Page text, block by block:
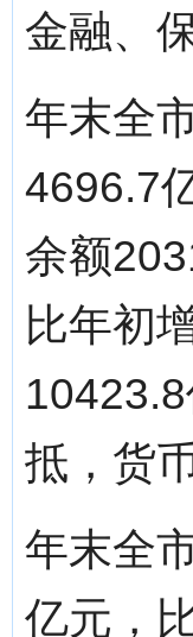
金融、
年末全
4696.7
余额
比年初
抵，货
年末全
亿元，